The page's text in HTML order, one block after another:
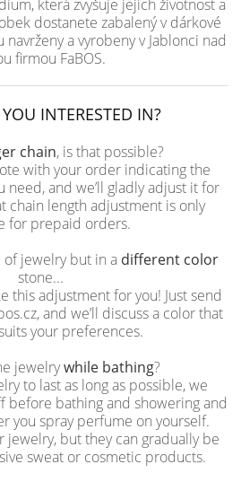
která zvyšuje jejich životnost a
dostanete zabalený v dárkové
a vyrobeny v Jablonci nad
firmou FaBOS.
INTERESTED IN?
chain, is that possible?
with your order indicating the
need, and we’ll gladly adjust it for
chain length adjustment is only
for prepaid orders.
jewelry but in a different color
stone...
this adjustment for you! Just send
and we’ll discuss a color that
your preferences.
jewelrywhile bathing?
to last as long as possible, we
before bathing and showering and
you spray perfume on yourself.
but they can gradually be
sweat or cosmetic products.